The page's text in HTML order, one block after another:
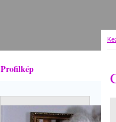
Profilkép